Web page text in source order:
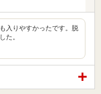
入りやすかったです。脱
た。